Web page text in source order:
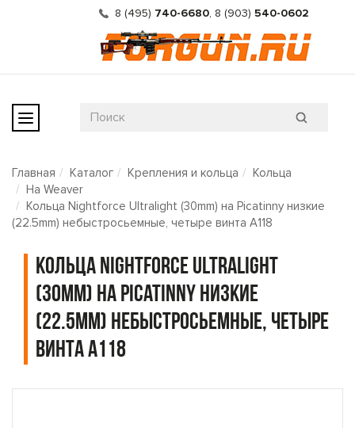
8 (495) 740-6680, 8 (903) 540-0602
Главная Каталог Крепления и кольца
Кольца
На Weaver
Кольца Nightforce Ultralight (30mm) на Picatinny низкие
(22.5mm) небыстросьемные, четыре винта A118
Кольца Nightforce Ultralight
(30mm) на Picatinny низкие
(22.5mm) небыстросьемные, четыре
винта A118